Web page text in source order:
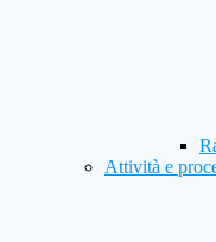
Attività e